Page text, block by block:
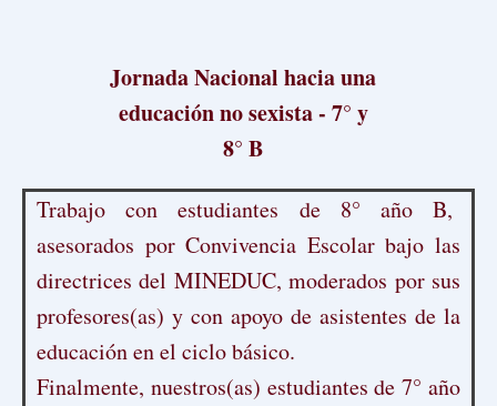
Jornada Nacional hacia una
educación no sexista - 7° y
8° B
Trabajo con estudiantes de 8° año B,
asesorados por Convivencia Escolar bajo las
directrices del MINEDUC, moderados por sus
profesores(as) y con apoyo de asistentes de la
educación en el ciclo básico.
Finalmente, nuestros(as) estudiantes de 7° año